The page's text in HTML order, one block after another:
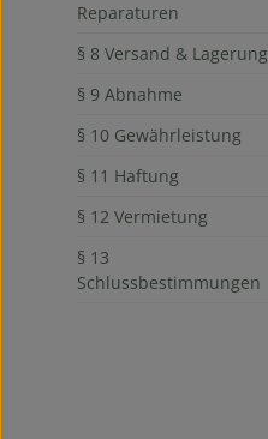
Reparaturen
§ 8 Versand & Lagerung
§ 9 Abnahme
§ 10 Gewährleistung
§ 11 Haftung
§ 12 Vermietung
§ 13
Schlussbestimmungen